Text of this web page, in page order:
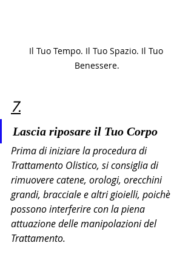
Il Tuo Tempo. Il Tuo Spazio. Il Tuo
Benessere.
7.
Lascia riposare il Tuo Corpo
Prima di iniziare la procedura di
Trattamento Olistico, si consiglia di
rimuovere catene, orologi, orecchini
grandi, bracciale e altri gioielli, poichè
possono interferire con la piena
attuazione delle manipolazioni del
Trattamento.